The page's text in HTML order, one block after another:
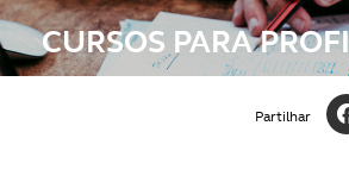
CURSOS PARA
Partilhar